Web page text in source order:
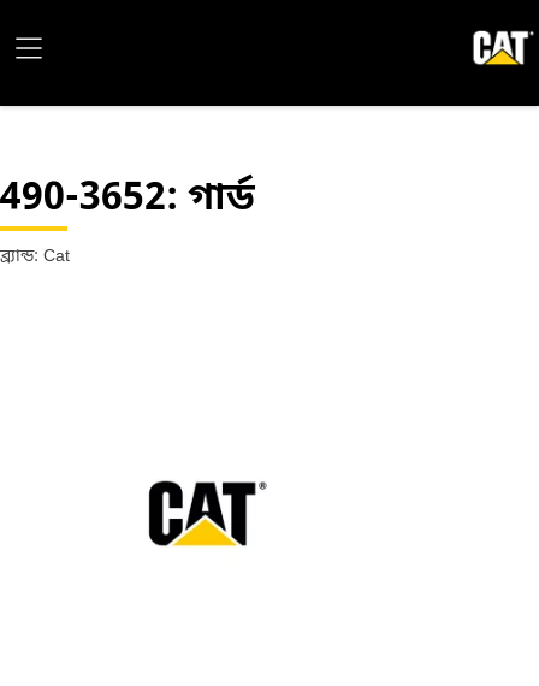
490-3652: গার্ড
ব্র্যান্ড: Cat